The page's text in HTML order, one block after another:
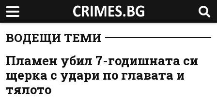
ВОДЕЩИ ТЕМИ
Пламен убил 7-годишната си
щерка с удари по главата и
тялото